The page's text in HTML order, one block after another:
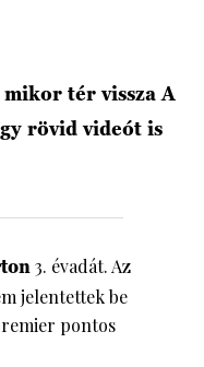
tér vissza A
rövid videót is
3. évadát. Az
jelentettek be
pontos